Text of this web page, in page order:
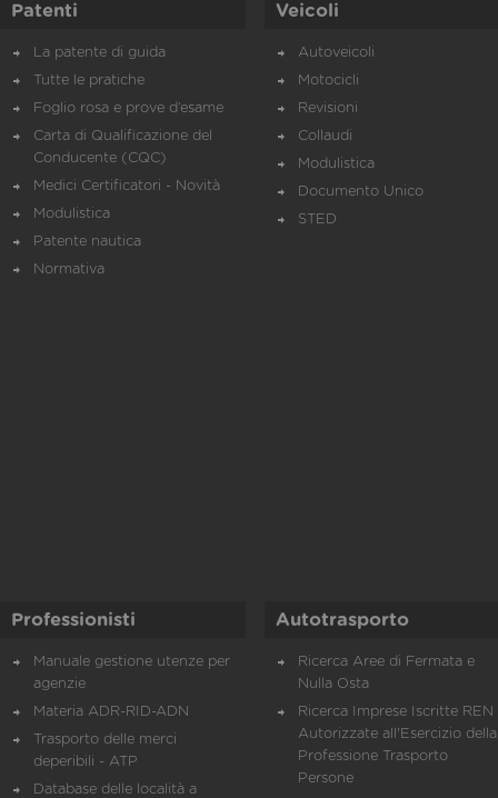
Patenti
La patente di guida
Tutte le pratiche
Foglio rosa e prove d’esame
Carta di Qualificazione del
Conducente (CQC)
Medici Certificatori - Novità
Modulistica
Patente nautica
Normativa
Veicoli
Autoveicoli
Motocicli
Revisioni
Collaudi
Modulistica
Documento Unico
STED
Professionisti
Manuale gestione utenze per
agenzie
Materia ADR-RID-ADN
Trasporto delle merci
deperibili - ATP
Database delle località a
Autotrasporto
Ricerca Aree di Fermata e
Nulla Osta
Ricerca Imprese Iscritte REN
Autorizzate all'Esercizio della
Professione Trasporto
Persone